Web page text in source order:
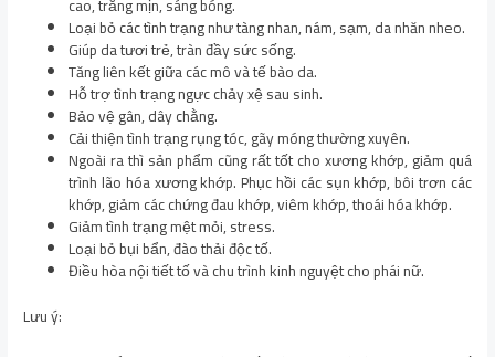
cao, trắng mịn, sáng bóng.
Loại bỏ các tình trạng như tàng nhan, nám, sạm, da nhăn nheo.
Giúp da tươi trẻ, tràn đầy sức sống.
Tăng liên kết giữa các mô và tế bào da.
Hỗ trợ tình trạng ngực chảy xệ sau sinh.
Bảo vệ gân, dây chằng.
Cải thiện tình trạng rụng tóc, gãy móng thường xuyên.
Ngoài ra thì sản phẩm cũng rất tốt cho xương khớp, giảm quá
trình lão hóa xương khớp. Phục hồi các sụn khớp, bôi trơn các
khớp, giảm các chứng đau khớp, viêm khớp, thoái hóa khớp.
Giảm tình trạng mệt mỏi, stress.
Loại bỏ bụi bẩn, đào thải độc tố.
Điều hòa nội tiết tố và chu trình kinh nguyệt cho phái nữ.
Lưu ý: